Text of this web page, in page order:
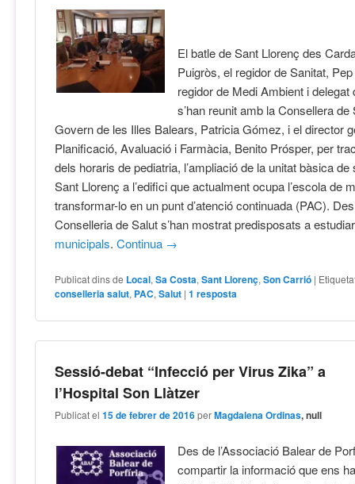
El batle de Sant Llorenç des
Puigròs, el regidor de Sanitat,
regidor de Medi Ambient i delegat
s’han reunit amb la Consellera de
Govern de les Illes Balears, Patricia Gómez, i el director
Planificació, Avaluació i Farmàcia, Benito Prósper, per
dels horaris de pediatria, l’ampliació de la unitat bàsica
Sant Llorenç a l’edifici que actualment ocupa l’escola de
transformar-lo en un punt d’atenció continuada (PAC).
Conselleria de Salut s’han mostrat predisposats a
municipals.Continua →
Publicat dins de Local,Sa Costa,Sant Llorenç,Son Carrió |
conselleria salut, PAC,Salut |1 resposta
Sessió-debat “Infecció per Virus Zika” a
l’Hospital Son Llàtzer
Publicat el15 de febrer de 2016 perMagdalena Ordinas, null
Des de l’Associació Balear de
compartir la informació que ens